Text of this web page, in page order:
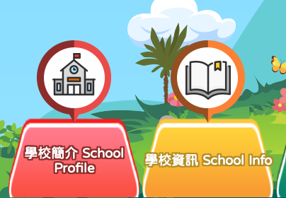
學校簡介 School
Profile
學校資訊 School Info